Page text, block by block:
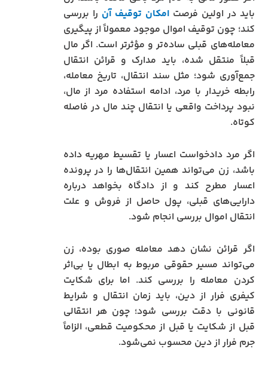
باید در اولین فرصتامکان توقیف آن را بررسی
کند؛ چون توقیف اموال موجود معمولاً از پیگیری
معامله‌های قبلی ساده‌تر و مؤثرتر است. اگر مال
قبلاً منتقل شده، باید مدارک و قرائن انتقال
جمع‌آوری شود؛ مثل سند انتقال، تاریخ معامله،
رابطه خریدار با مرد، ادامه استفاده مرد از مال،
نبود پرداخت واقعی یا انتقال چند مال در فاصله
کوتاه.
اگر مرد دادخواست اعسار یا تقسیط مهریه داده
باشد، زن می‌تواند همین انتقال‌ها را در پرونده
اعسار مطرح کند و از دادگاه بخواهد درباره
دارایی‌های قبلی، پول حاصل از فروش و علت
انتقال اموال بررسی انجام شود.
اگر قرائن نشان دهد معامله صوری بوده، زن
می‌تواند مسیر حقوقی مربوط به ابطال یا بی‌اثر
کردن معامله را بررسی کند. اما برای شکایت
کیفری فرار از دین، باید زمان انتقال و شرایط
قانونی با دقت بررسی شود؛ چون هر انتقالی
قبل از شکایت یا قبل از محکومیت قطعی، الزاماً
جرم فرار از دین محسوب نمی‌شود.